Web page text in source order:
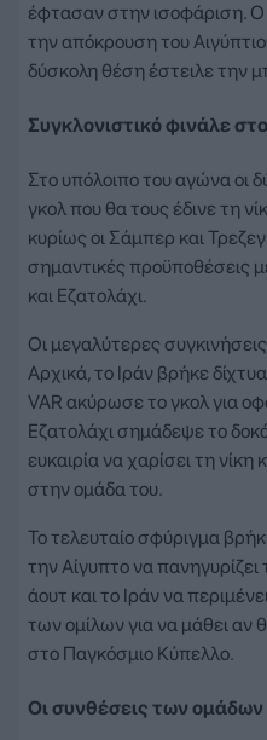
έφτασαν στην ισοφάριση. Ο
την απόκρουση του
δύσκολη θέση έστειλε την
Συγκλονιστικό φινάλε
Στο υπόλοιπο του αγώνα οι
γκολ που θα τους έδινε τη
κυρίως οι Σάμπερ και
σημαντικές προϋποθέσεις
και Εζατολάχι.
Οι μεγαλύτερες
Αρχικά, το Ιράν βρήκε
VAR ακύρωσε το γκολ για
Εζατολάχι σημάδεψε το
ευκαιρία να χαρίσει τη
στην ομάδα του.
Το τελευταίο σφύριγμα
την Αίγυπτο να
άουτ και το Ιράν να
των ομίλων για να μάθει αν
στο Παγκόσμιο Κύπελλο.
Οι συνθέσεις των ομάδων